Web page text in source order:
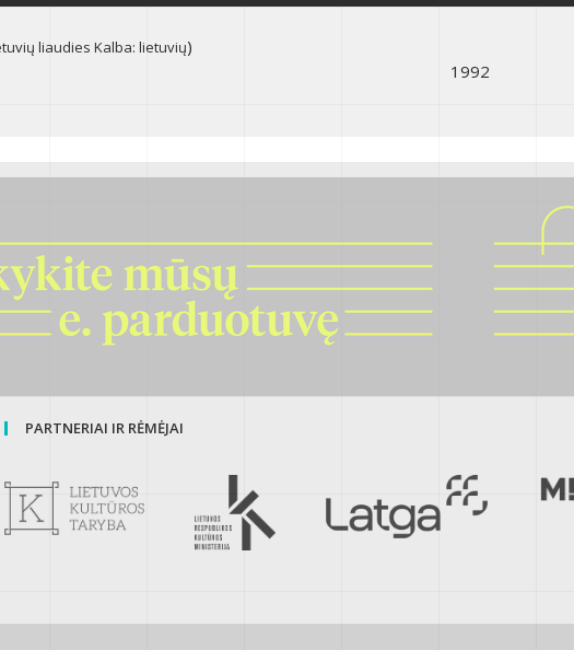
liaudiesKalba: lietuvių)
1992
PARTNERIAI IR RĖMĖJAI